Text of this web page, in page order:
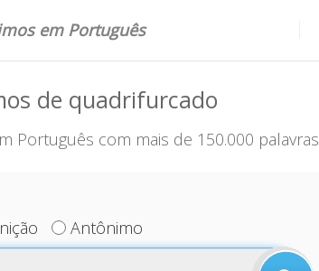
em Português
de quadrifurcado
Português com mais de 150.000 palavras
Antônimo